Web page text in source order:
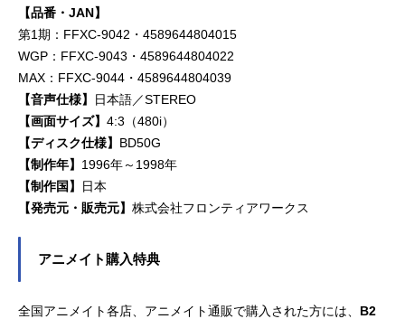
【品番・JAN】
第1期：FFXC-9042・4589644804015
WGP：FFXC-9043・4589644804022
MAX：FFXC-9044・4589644804039
【音声仕様】
日本語／STEREO
【画面サイズ】 4:3（480i）
【ディスク仕様】 BD50G
【制作年】 1996年～1998年
【制作国】
日本
【発売元・販売元】 株式会社フロンティアワークス
アニメイト購入特典
全国アニメイト各店、アニメイト通販で購入された方には、 B2